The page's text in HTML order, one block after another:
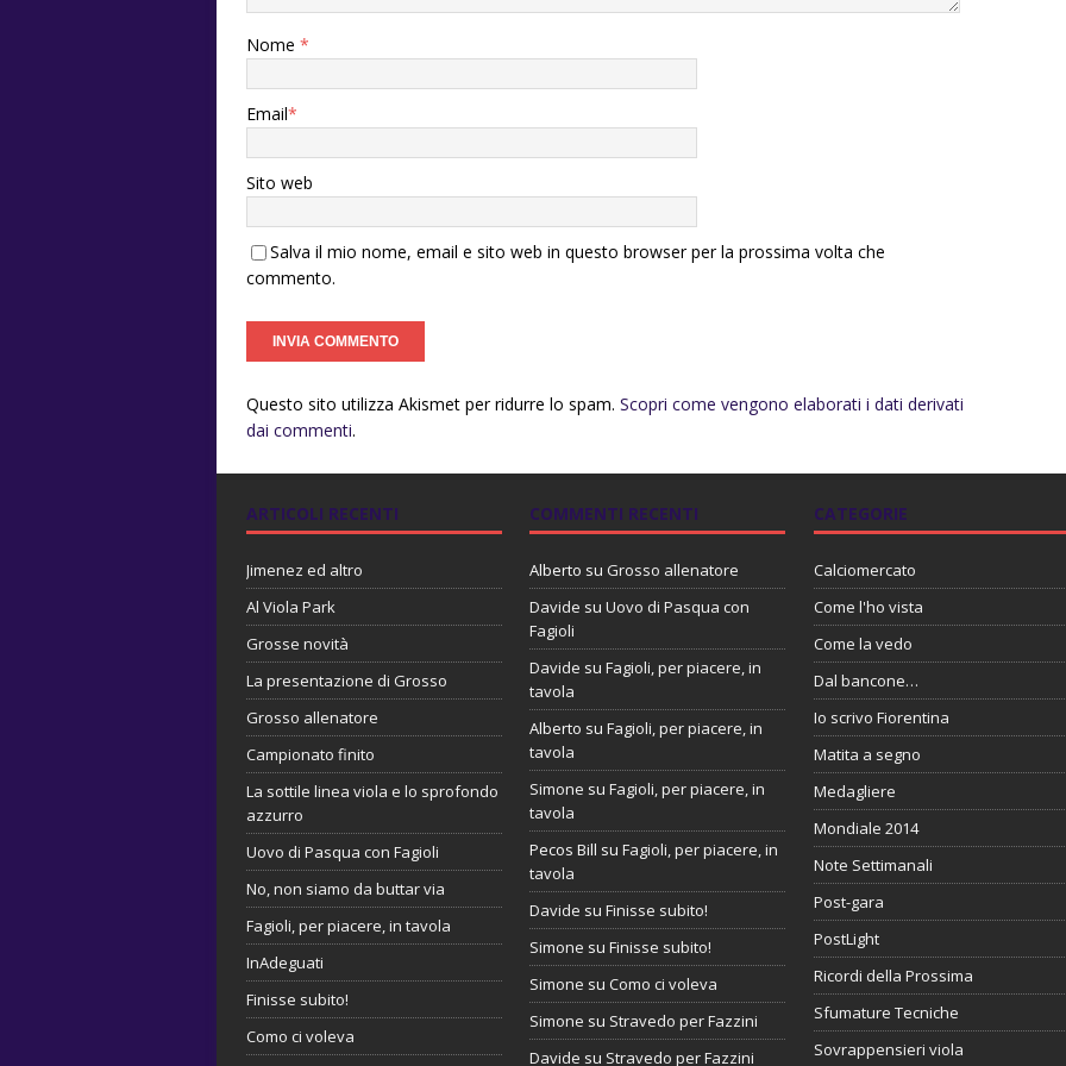
Nome *
Email*
Sito web
Salva il mio nome, email e sito web in questo browser per la prossima volta che
commento.
Questo sito utilizza Akismet per ridurre lo spam. Scopri come vengono elaborati i dati derivati
dai commenti.
ARTICOLI RECENTI
Jimenez ed altro
Al Viola Park
Grosse novità
La presentazione di Grosso
Grosso allenatore
Campionato finito
La sottile linea viola e lo sprofondo
azzurro
Uovo di Pasqua con Fagioli
No, non siamo da buttar via
Fagioli, per piacere, in tavola
InAdeguati
Finisse subito!
Como ci voleva
COMMENTI RECENTI
Alberto su Grosso allenatore
Davide suUovo di Pasqua con
Fagioli
Davide suFagioli, per piacere, in
tavola
Alberto suFagioli, per piacere, in
tavola
Simone suFagioli, per piacere, in
tavola
Pecos Bill suFagioli, per piacere, in
tavola
Davide suFinisse subito!
Simone suFinisse subito!
Simone suComo ci voleva
Simone su Stravedo per Fazzini
Davide su Stravedo per Fazzini
CATEGORIE
Calciomercato
Come l'ho vista
Come la vedo
Dal bancone…
Io scrivo Fiorentina
Matita a segno
Medagliere
Mondiale 2014
Note Settimanali
Post-gara
PostLight
Ricordi della Prossima
Sfumature Tecniche
Sovrappensieri viola